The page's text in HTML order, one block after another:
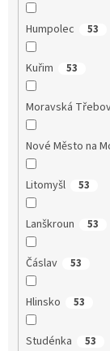
Humpolec 53
Kuřim 53
Moravská
Nové Město na
Litomyšl 53
Lanškroun 53
Čáslav 53
Hlinsko 53
Studénka 53